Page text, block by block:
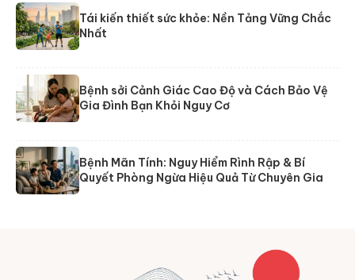
Tái kiến thiết sức khỏe: Nền Tảng Vững Chắc
Nhất
Bệnh sởi Cảnh Giác Cao Độ và Cách Bảo Vệ
Gia Đình Bạn Khỏi Nguy Cơ
Bệnh Mãn Tính: Nguy Hiểm Rình Rập & Bí
Quyết Phòng Ngừa Hiệu Quả Từ Chuyên Gia